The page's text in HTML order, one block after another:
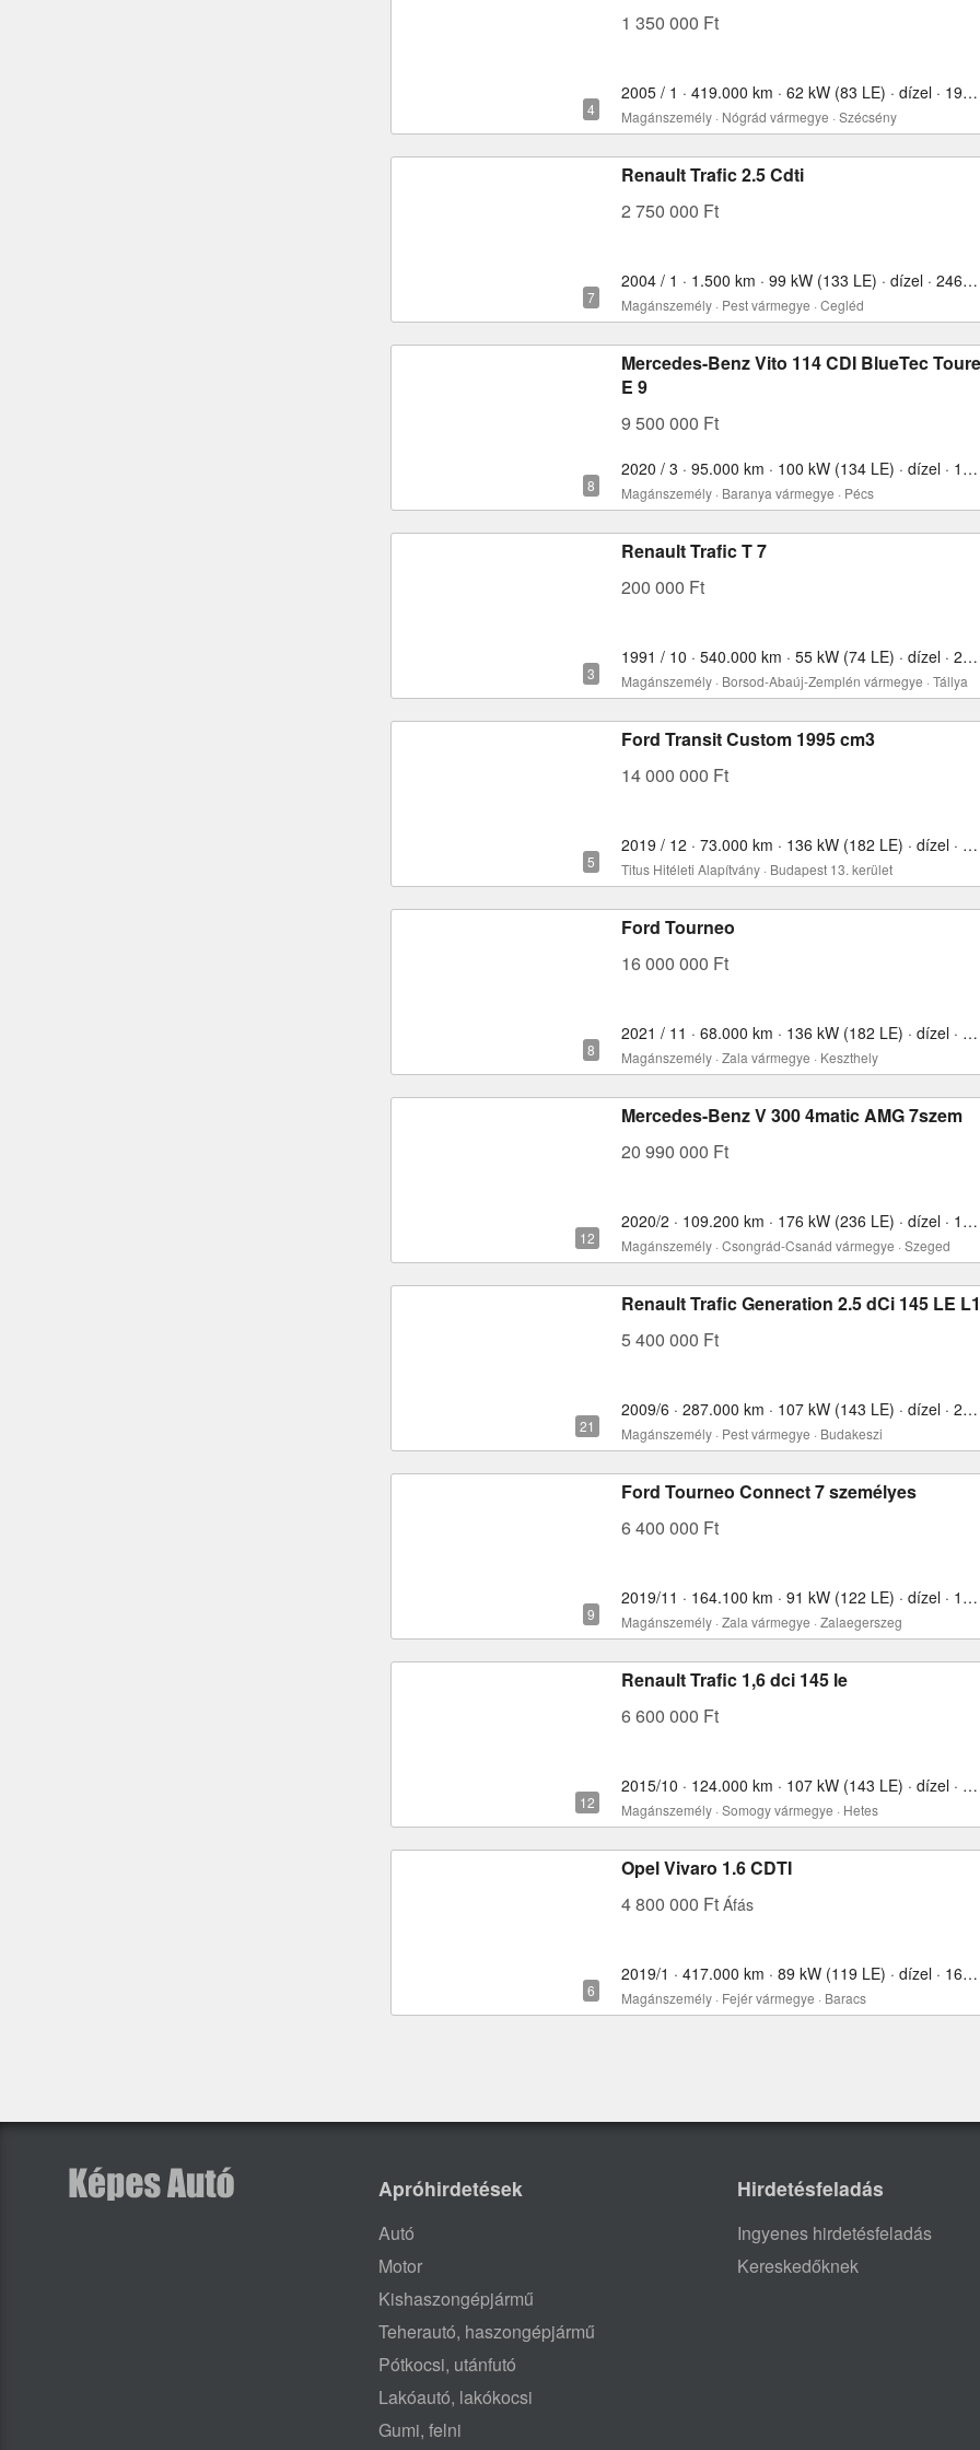
1 350 000 Ft
2005 / 1 · 419.000 km · 62 kW (83 LE) · dízel · 1997 cm³
Magánszemély · Nógrád vármegye · Szécsény
Renault Trafic 2.5 Cdti
2 750 000 Ft
2004 / 1 · 1.500 km · 99 kW (133 LE) · dízel · 2463 cm³
Magánszemély · Pest vármegye · Cegléd
Mercedes-Benz Vito 114 CDI BlueTec
E 9
9 500 000 Ft
2020 / 3 · 95.000 km · 100 kW (134 LE) · dízel · 1950 cm³
Magánszemély · Baranya vármegye · Pécs
Renault Trafic T 7
200 000 Ft
1991 / 10 · 540.000 km · 55 kW (74 LE) · dízel · 2499 cm³
Magánszemély · Borsod-Abaúj-Zemplén vármegye · Tállya
Ford Transit Custom 1995 cm3
14 000 000 Ft
2019 / 12 · 73.000 km · 136 kW (182 LE) · dízel · 1995 cm³
Titus Hitéleti Alapítvány · Budapest 13. kerület
Ford Tourneo
16 000 000 Ft
2021 / 11 · 68.000 km · 136 kW (182 LE) · dízel · 2000 cm³
Magánszemély · Zala vármegye · Keszthely
Mercedes-Benz V 300 4matic AMG 7szem
20 990 000 Ft
2020/2 · 109.200 km · 176 kW (236 LE) · dízel · 1950 cm³
Magánszemély · Csongrád-Csanád vármegye · Szeged
Renault Trafic Generation 2.5 dCi 145 LE
5 400 000 Ft
2009/6 · 287.000 km · 107 kW (143 LE) · dízel · 2464 cm³
Magánszemély · Pest vármegye · Budakeszi
Ford Tourneo Connect 7 személyes
6 400 000 Ft
2019/11 · 164.100 km · 91 kW (122 LE) · dízel · 1500 cm³
Magánszemély · Zala vármegye · Zalaegerszeg
Renault Trafic 1,6 dci 145 le
6 600 000 Ft
2015/10 · 124.000 km · 107 kW (143 LE) · dízel · 1598 cm³
Magánszemély · Somogy vármegye · Hetes
Opel Vivaro 1.6 CDTI
4 800 000 Ft Áfás
2019/1 · 417.000 km · 89 kW (119 LE) · dízel · 1600 cm³
Magánszemély · Fejér vármegye · Baracs
Apróhirdetések
Autó
Motor
Kishaszongépjármű
Teherautó, haszongépjármű
Pótkocsi, utánfutó
Lakóautó, lakókocsi
Gumi, felni
Hirdetésfeladás
Ingyenes hirdetésfeladás
Kereskedőknek